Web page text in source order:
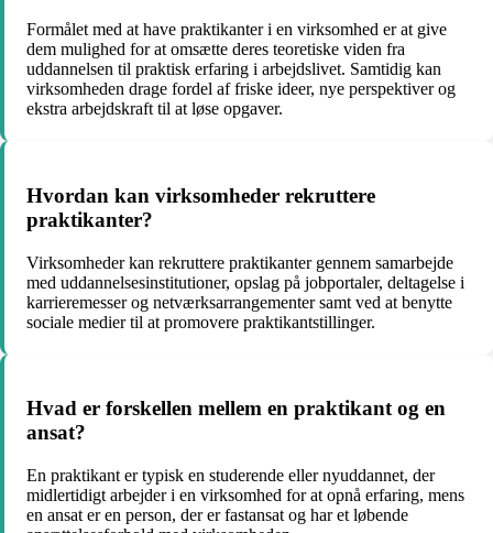
Formålet med at have praktikanter i en virksomhed er at give
dem mulighed for at omsætte deres teoretiske viden fra
uddannelsen til praktisk erfaring i arbejdslivet. Samtidig kan
virksomheden drage fordel af friske ideer, nye perspektiver og
ekstra arbejdskraft til at løse opgaver.
Hvordan kan virksomheder rekruttere
praktikanter?
Virksomheder kan rekruttere praktikanter gennem samarbejde
med uddannelsesinstitutioner, opslag på jobportaler, deltagelse i
karrieremesser og netværksarrangementer samt ved at benytte
sociale medier til at promovere praktikantstillinger.
Hvad er forskellen mellem en praktikant og en
ansat?
En praktikant er typisk en studerende eller nyuddannet, der
midlertidigt arbejder i en virksomhed for at opnå erfaring, mens
en ansat er en person, der er fastansat og har et løbende